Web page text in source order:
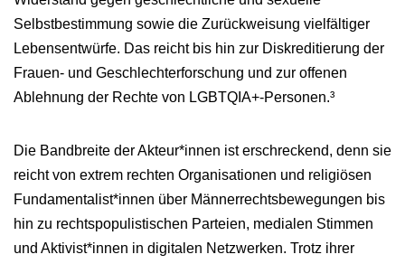
Selbstbestimmung sowie die Zurückweisung vielfältiger
Lebensentwürfe. Das reicht bis hin zur Diskreditierung der
Frauen- und Geschlechterforschung und zur offenen
Ablehnung der Rechte von LGBTQIA+-Personen.³
Die Bandbreite der Akteur*innen ist erschreckend, denn sie
reicht von extrem rechten Organisationen und religiösen
Fundamentalist*innen über Männerrechtsbewegungen bis
hin zu rechtspopulistischen Parteien, medialen Stimmen
und Aktivist*innen in digitalen Netzwerken. Trotz ihrer